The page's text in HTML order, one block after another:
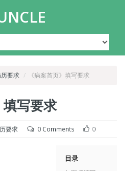
要求 / 《病案首页》填写要求
填写要求
要求 0 Comments 0
目录